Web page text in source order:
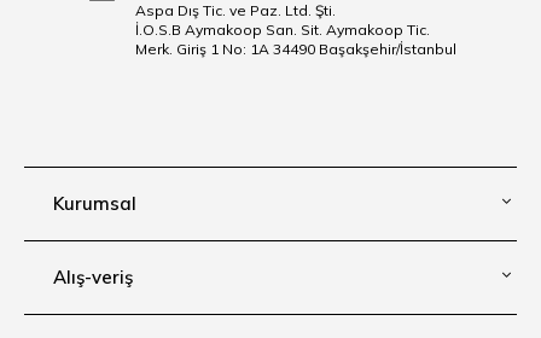
Kurumsal
Alış-veriş
Aspa Dış Tic. ve Paz. Ltd. Şti.
İ.O.S.B Aymakoop San. Sit. Aymakoop Tic.
Merk. Giriş 1 No: 1A 34490 Başakşehir/İstanbul